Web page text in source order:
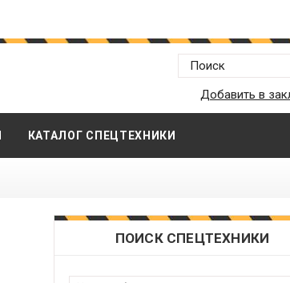
Добавить в
КАТАЛОГ СПЕЦТЕХНИКИ
ПОИСК СПЕЦТЕХНИКИ